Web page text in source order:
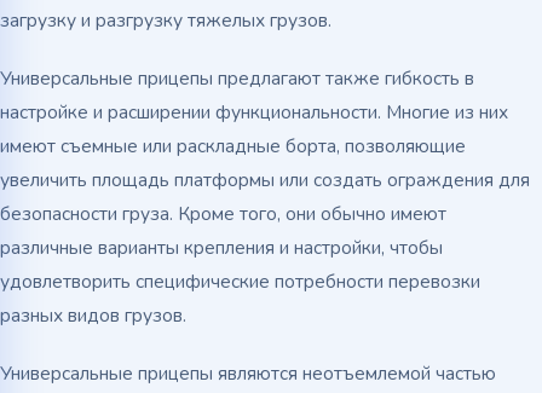
загрузку и разгрузку тяжелых грузов.
Универсальные прицепы предлагают также гибкость в
настройке и расширении функциональности. Многие из них
имеют съемные или раскладные борта, позволяющие
увеличить площадь платформы или создать ограждения для
безопасности груза. Кроме того, они обычно имеют
различные варианты крепления и настройки, чтобы
удовлетворить специфические потребности перевозки
разных видов грузов.
Универсальные прицепы являются неотъемлемой частью